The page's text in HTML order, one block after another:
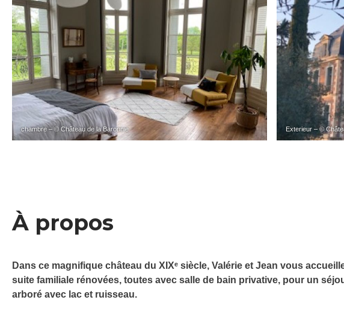
chambre – © Château de la Baronnie Exterieur – ©
À propos
Dans ce magnifique château du XIXᵉ siècle, Valérie et Jean vous
suite familiale rénovées, toutes avec salle de bain privative, pour un
arboré avec lac et ruisseau.